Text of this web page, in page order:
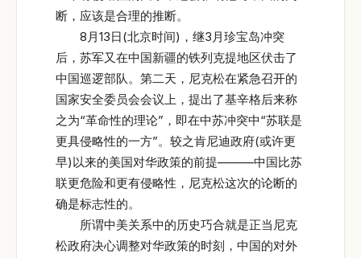
断，应该是合理的推断。
8月13日(北京时间)，继3月珍宝岛冲突
后，苏军又在中国新疆的铁列克提地区伏击了
中国巡逻部队。第二天，尼克松在紧急召开的
国家安全委员会会议上，提出了基辛格后来称
之为“革命性的理论”，即在中苏冲突中“苏联是
更具侵略性的一方”。较之肯尼迪政府(或许更
早)以来的美国对华政策的前提———中国比苏
联更危险和更有侵略性，尼克松这次的论断的
确是标志性的。
所谓中美关系中的历史巧合就是正当尼克
松政府决心调整对华政策的时刻，中国的对外